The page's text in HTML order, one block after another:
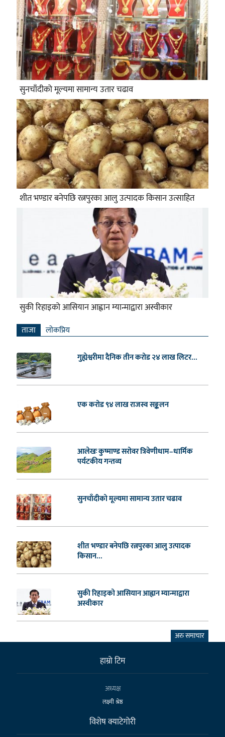
सुनचाँदीको मूल्यमा सामान्य उतार चढाव
शीत भण्डार बनेपछि रत्नपुरका आलु उत्पादक किसान उत्साहित
सुकी रिहाइको आसियान आह्वान म्यान्माद्वारा अस्वीकार
ताजा लाेकप्रिय
गुह्येश्वरीमा दैनिक तीन करोड २४ लाख लिटर...
एक करोड ९४ लाख राजस्व सङ्कलन
आलेखः कुष्माण्ड सरोवर त्रिवेणीधाम–धार्मिक
पर्यटकीय गन्तव्य
सुनचाँदीको मूल्यमा सामान्य उतार चढाव
शीत भण्डार बनेपछि रत्नपुरका आलु उत्पादक
किसान...
सुकी रिहाइको आसियान आह्वान म्यान्माद्वारा
अस्वीकार
अरु समाचार
हाम्राे टिम
अध्यक्ष
लक्ष्मी श्रेष्ठ
विशेष क्याटेगाेरी